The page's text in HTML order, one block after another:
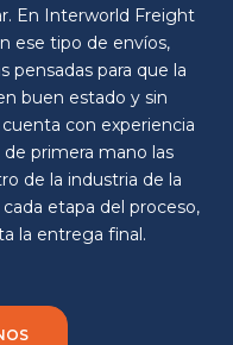
En Interworld Freight
ese tipo de envíos,
pensadas para que la
buen estado y sin
con experiencia
primera mano las
de la industria de la
etapa del proceso,
la entrega final.